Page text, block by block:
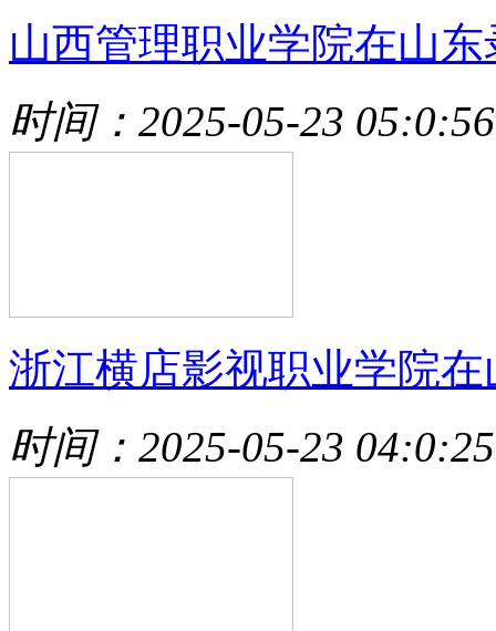
山西管理职业学院在山东
时间：2025-05-23 05:0:56
浙江横店影视职业学院在
时间：2025-05-23 04:0:25